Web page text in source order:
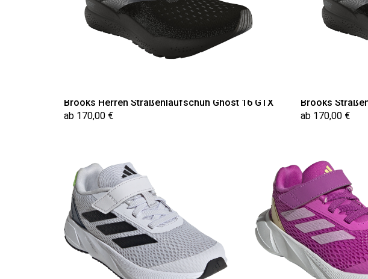
Brooks Herren Straßenlaufschuh Ghost 16 GTX
ab 170,00 €
Brooks
ab 170,00 €